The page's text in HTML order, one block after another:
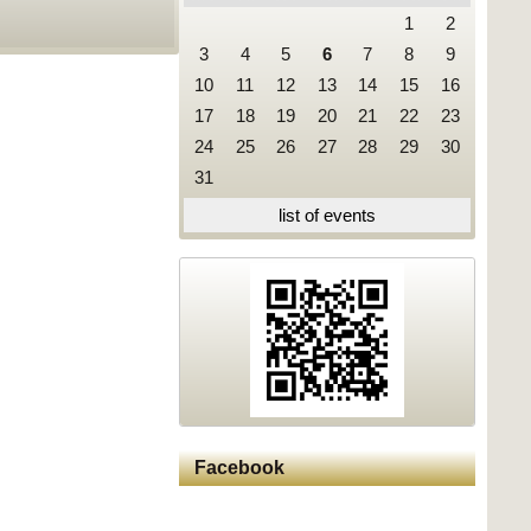
1
2
3
4 5 6 7 8
9
10
11 12 13 14 15
16
17
18 19 20 21 22
23
24
25 26 27 28 29
30
31
list of events
Facebook